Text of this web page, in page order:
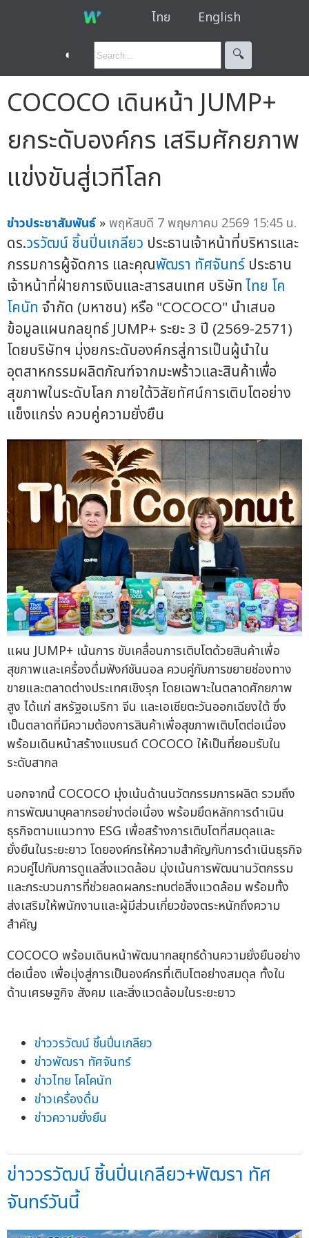
ไทย English
◐ 🔍︎
COCOCO เดินหน้า JUMP+
ยกระดับองค์กร เสริมศักยภาพ
แข่งขันสู่เวทีโลก
ข่าวประชาสัมพันธ์ »พฤหัสบดี 7 พฤษภาคม 2569 15:45 น.
ดร.วรวัฒน์ ชิ้นปิ่นเกลียว ประธานเจ้าหน้าที่บริหารและ
กรรมการผู้จัดการ และคุณพัฒรา ทัศจันทร์ ประธาน
เจ้าหน้าที่ฝ่ายการเงินและสารสนเทศ บริษัทไทย โค
โคนัท จำกัด (มหาชน) หรือ "COCOCO" นำเสนอ
ข้อมูลแผนกลยุทธ์ JUMP+ ระยะ 3 ปี (2569-2571)
โดยบริษัทฯ มุ่งยกระดับองค์กรสู่การเป็นผู้นำใน
อุตสาหกรรมผลิตภัณฑ์จากมะพร้าวและสินค้าเพื่อ
สุขภาพในระดับโลก ภายใต้วิสัยทัศน์การเติบโตอย่าง
แข็งแกร่ง ควบคู่ความยั่งยืน
แผน JUMP+ เน้นการ ขับเคลื่อนการเติบโตด้วยสินค้าเพื่อ
สุขภาพและเครื่องดื่มฟังก์ชันนอล ควบคู่กับการขยายช่องทาง
ขายและตลาดต่างประเทศเชิงรุก โดยเฉพาะในตลาดศักยภาพ
สูง ได้แก่ สหรัฐอเมริกา จีน และเอเชียตะวันออกเฉียงใต้ ซึ่ง
เป็นตลาดที่มีความต้องการสินค้าเพื่อสุขภาพเติบโตต่อเนื่อง
พร้อมเดินหน้าสร้างแบรนด์ COCOCO ให้เป็นที่ยอมรับใน
ระดับสากล
นอกจากนี้ COCOCO มุ่งเน้นด้านนวัตกรรมการผลิต รวมถึง
การพัฒนาบุคลากรอย่างต่อเนื่อง พร้อมยึดหลักการดำเนิน
ธุรกิจตามแนวทาง ESG เพื่อสร้างการเติบโตที่สมดุลและ
ยั่งยืนในระยะยาว โดยองค์กรให้ความสำคัญกับการดำเนินธุรกิจ
ควบคู่ไปกับการดูแลสิ่งแวดล้อม มุ่งเน้นการพัฒนานวัตกรรม
และกระบวนการที่ช่วยลดผลกระทบต่อสิ่งแวดล้อม พร้อมทั้ง
ส่งเสริมให้พนักงานและผู้มีส่วนเกี่ยวข้องตระหนักถึงความ
สำคัญ
COCOCO พร้อมเดินหน้าพัฒนากลยุทธ์ด้านความยั่งยืนอย่าง
ต่อเนื่อง เพื่อมุ่งสู่การเป็นองค์กรที่เติบโตอย่างสมดุล ทั้งใน
ด้านเศรษฐกิจ สังคม และสิ่งแวดล้อมในระยะยาว
ข่าววรวัฒน์ ชิ้นปิ่นเกลียว
ข่าวพัฒรา ทัศจันทร์
ข่าวไทย โคโคนัท
ข่าวเครื่องดื่ม
ข่าวความยั่งยืน
ข่าววรวัฒน์ ชิ้นปิ่นเกลียว+พัฒรา ทัศ
จันทร์วันนี้